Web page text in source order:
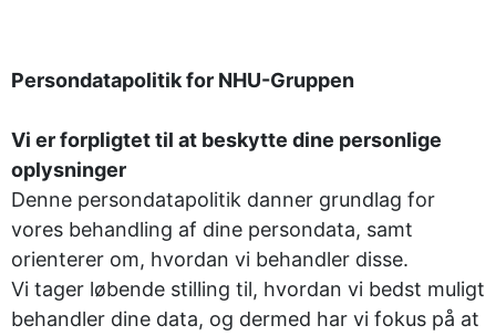
Persondatapolitik for NHU-Gruppen
Vi er forpligtet til at beskytte dine personlige
oplysninger
Denne persondatapolitik danner grundlag for
vores behandling af dine persondata, samt
orienterer om, hvordan vi behandler disse.
Vi tager løbende stilling til, hvordan vi bedst muligt
behandler dine data, og dermed har vi fokus på at